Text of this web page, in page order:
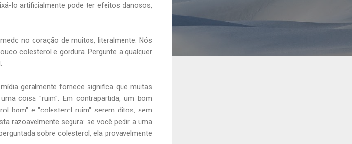
lo artificialmente pode ter efeitos danosos,
no coração de muitos, literalmente. Nós
colesterol e gordura. Pergunte a qualquer
geralmente fornece significa que muitas
coisa "ruim". Em contrapartida, um bom
bom" e "colesterol ruim" serem ditos, sem
razoavelmente segura: se você pedir a uma
sobre colesterol, ela provavelmente